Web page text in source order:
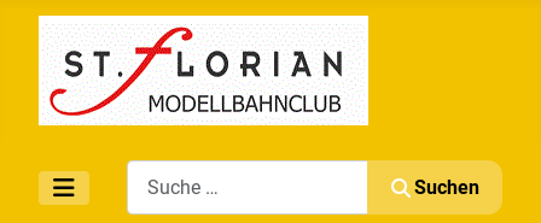
Search
Suchen